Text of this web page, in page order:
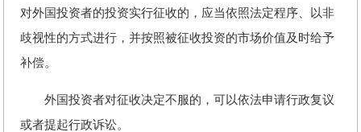
对外国投资者的投资实行征收的，应当依照法定程序、以非
歧视性的方式进行，并按照被征收投资的市场价值及时给予
补偿。
外国投资者对征收决定不服的，可以依法申请行政复议
或者提起行政诉讼。